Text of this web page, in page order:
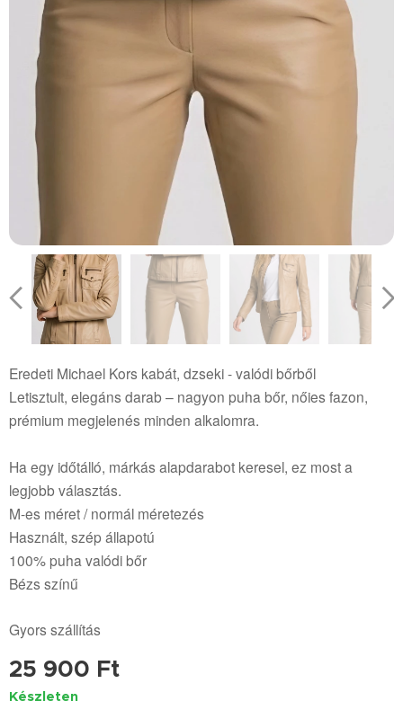
Eredeti Michael Kors kabát, dzseki - valódi bőrből
Letisztult, elegáns darab – nagyon puha bőr, nőies fazon,
prémium megjelenés minden alkalomra.
Ha egy időtálló, márkás alapdarabot keresel, ez most a
legjobb választás.
M-es méret / normál méretezés
Használt, szép állapotú
100% puha valódi bőr
Bézs színű
Gyors szállítás
25 900 Ft
Készleten